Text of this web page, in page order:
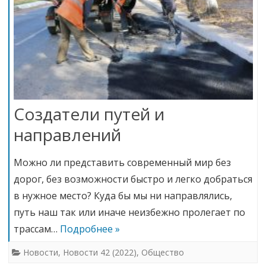
Создатели путей и
направлений
Можно ли представить современный мир без
дорог, без возможности быстро и легко добраться
в нужное место? Куда бы мы ни направлялись,
путь наш так или иначе неизбежно пролегает по
трассам… Подробнее »
Новости, Новости 42 (2022), Общество